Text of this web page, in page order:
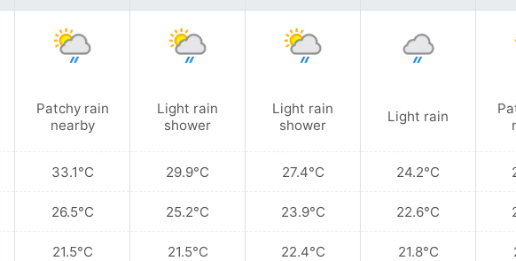
Patchy rain
nearby
33.1°C
26.5°C
21.5°C
Light rain
shower
29.9°C
25.2°C
21.5°C
Light rain
shower
27.4°C
23.9°C
22.4°C
Light rain
24.2°C
22.6°C
21.8°C